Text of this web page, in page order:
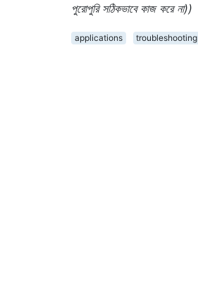
পুরোপুরি সঠিকভাবে কাজ করে না))
applications
troubleshooting